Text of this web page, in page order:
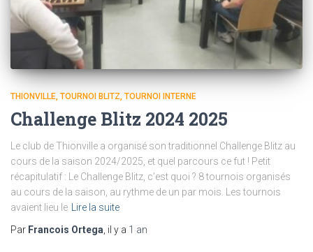
THIONVILLE TOURNOI BLITZ TOURNOI INTERNE
Challenge Blitz 2024 2025
Le club de Thionville a organisé son traditionnel Challenge Blitz au
cours de la saison 2024/2025, et quel parcours ce fut ! Petit
récapitulatif : Le Challenge Blitz, c’est quoi ? 8 tournois organisés
au cours de la saison, au rythme de un par mois. Les tournois
avaient lieu le
Lire la suite
Par Francois Ortega , il y a 1 an